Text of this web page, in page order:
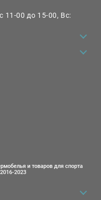
11-00 до 15-00, Вс:
и товаров для спорта
2023